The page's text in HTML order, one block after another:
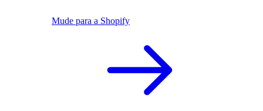
Mude para a Shopify